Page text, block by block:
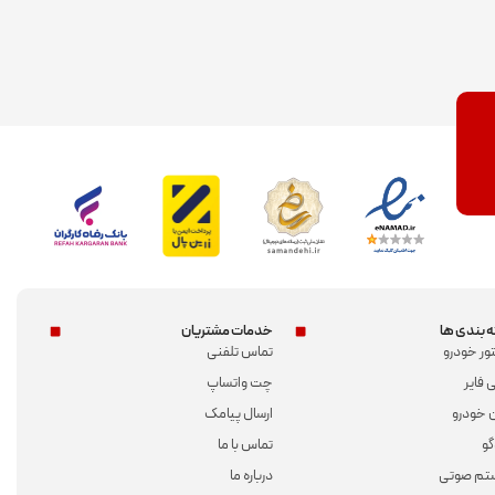
بندی ها
خودرو
فایر
خودرو
صوتی
خدمات مشتریان
تماس تلفنی
چت واتساپ
ارسال پیامک
تماس با ما
درباره ما